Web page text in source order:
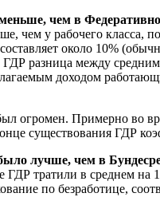
чем в
чем у рабочего
около 10%
разница между
доходом
огромен. Примерно во
существования ГДР
лучше, чем в
тратили в среднем на
по безработице,